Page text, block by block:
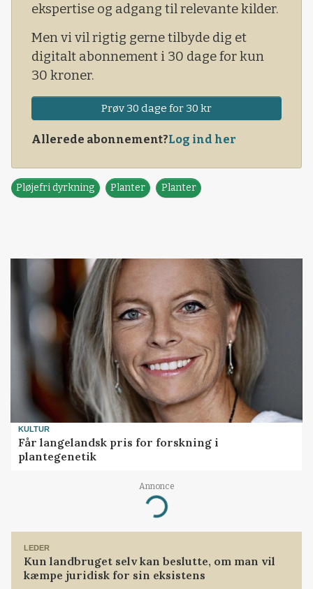
ekspertise og adgang til relevante kilder.
Men vi vil rigtig gerne tilbyde dig et
digitalt abonnement i 30 dage for kun
30 kroner.
Prøv 30 dage for 30 kr
Allerede abonnement?Log ind her
Pløjefri dyrkning Planter Planter
KULTUR
Får langelandsk pris for forskning i
plantegenetik
Annonce
Loading...
LEDER
Kun landbruget selv kan beslutte, om man vil
kæmpe juridisk for sin eksistens